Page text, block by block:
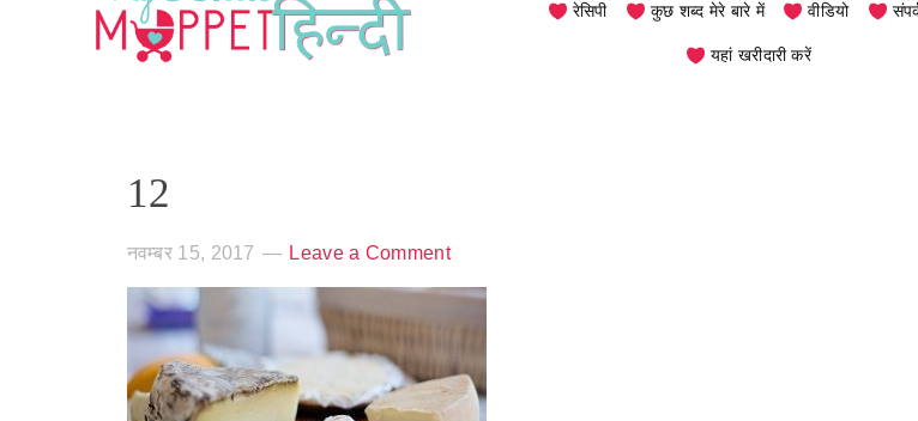
रेसिपी कुछ शब्द मेरे बारे में वीडियो
यहां खरीदारी करें
12
नवम्बर 15, 2017 Leave a Comment